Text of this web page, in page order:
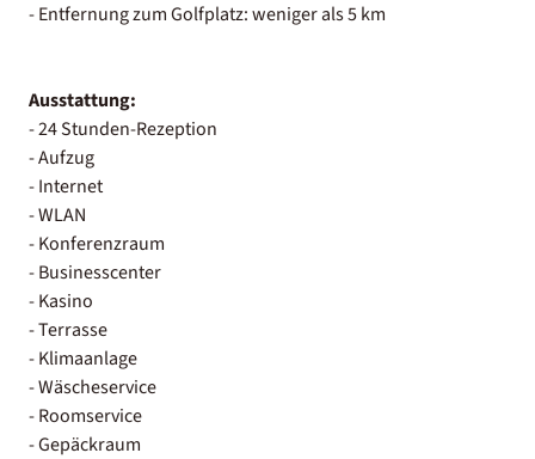
- Entfernung zum Golfplatz: weniger als 5 km
Ausstattung:
- 24 Stunden-Rezeption
- Aufzug
- Internet
- WLAN
- Konferenzraum
- Businesscenter
- Kasino
- Terrasse
- Klimaanlage
- Wäscheservice
- Roomservice
- Gepäckraum